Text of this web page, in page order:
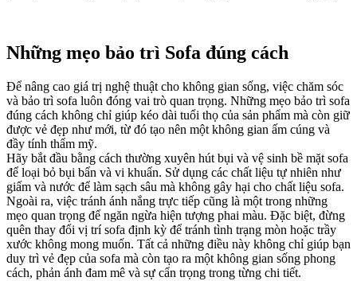
Những mẹo bảo trì Sofa đúng cách
Để nâng cao giá trị nghệ thuật cho không gian sống, việc chăm sóc
và bảo trì sofa luôn đóng vai trò quan trọng. Những mẹo bảo trì sofa
đúng cách không chỉ giúp kéo dài tuổi thọ của sản phẩm mà còn giữ
được vẻ đẹp như mới, từ đó tạo nên một không gian ấm cúng và
đầy tính thẩm mỹ.
Hãy bắt đầu bằng cách thường xuyên hút bụi và vệ sinh bề mặt sofa
để loại bỏ bụi bẩn và vi khuẩn. Sử dụng các chất liệu tự nhiên như
giấm và nước để làm sạch sâu mà không gây hại cho chất liệu sofa.
Ngoài ra, việc tránh ánh nắng trực tiếp cũng là một trong những
mẹo quan trọng để ngăn ngừa hiện tượng phai màu. Đặc biệt, đừng
quên thay đổi vị trí sofa định kỳ để tránh tình trạng mòn hoặc trầy
xước không mong muốn. Tất cả những điều này không chỉ giúp bạn
duy trì vẻ đẹp của sofa mà còn tạo ra một không gian sống phong
cách, phản ánh đam mê và sự cẩn trọng trong từng chi tiết.